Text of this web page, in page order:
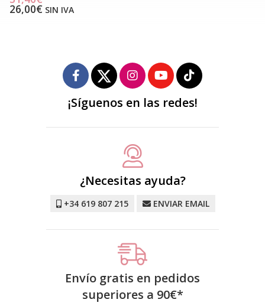
26,00€ SIN IVA
¡Síguenos en las redes!
¿Necesitas ayuda?
+34 619 807 215 ENVIAR EMAIL
Envío gratis en pedidos
superiores a 90€*